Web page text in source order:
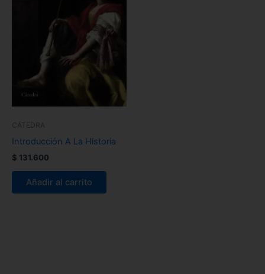
CÁTEDRA
Introducción A La Historia
$ 131.600
Añadir al carrito